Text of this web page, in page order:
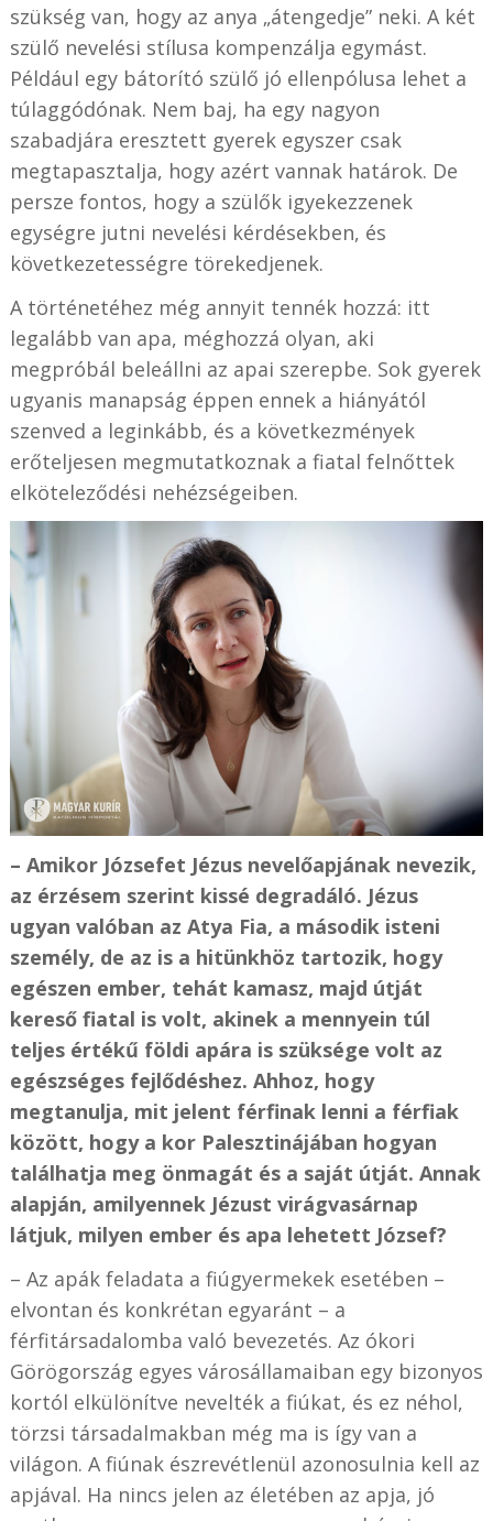
szükség van, hogy az anya „átengedje” neki. A két
szülő nevelési stílusa kompenzálja egymást.
Például egy bátorító szülő jó ellenpólusa lehet a
túlaggódónak. Nem baj, ha egy nagyon
szabadjára eresztett gyerek egyszer csak
megtapasztalja, hogy azért vannak határok. De
persze fontos, hogy a szülők igyekezzenek
egységre jutni nevelési kérdésekben, és
következetességre törekedjenek.
A történetéhez még annyit tennék hozzá: itt
legalább van apa, méghozzá olyan, aki
megpróbál beleállni az apai szerepbe. Sok gyerek
ugyanis manapság éppen ennek a hiányától
szenved a leginkább, és a következmények
erőteljesen megmutatkoznak a fiatal felnőttek
elköteleződési nehézségeiben.
– Amikor Józsefet Jézus nevelőapjának nevezik,
az érzésem szerint kissé degradáló. Jézus
ugyan valóban az Atya Fia, a második isteni
személy, de az is a hitünkhöz tartozik, hogy
egészen ember, tehát kamasz, majd útját
kereső fiatal is volt, akinek a mennyein túl
teljes értékű földi apára is szüksége volt az
egészséges fejlődéshez. Ahhoz, hogy
megtanulja, mit jelent férfinak lenni a férfiak
között, hogy a kor Palesztinájában hogyan
találhatja meg önmagát és a saját útját. Annak
alapján, amilyennek Jézust virágvasárnap
látjuk, milyen ember és apa lehetett József?
– Az apák feladata a fiúgyermekek esetében –
elvontan és konkrétan egyaránt – a
férfitársadalomba való bevezetés. Az ókori
Görögország egyes városállamaiban egy bizonyos
kortól elkülönítve nevelték a fiúkat, és ez néhol,
törzsi társadalmakban még ma is így van a
világon. A fiúnak észrevétlenül azonosulnia kell az
apjával. Ha nincs jelen az életében az apja, jó